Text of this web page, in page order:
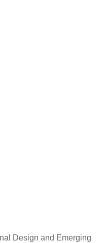
Design and Emerging